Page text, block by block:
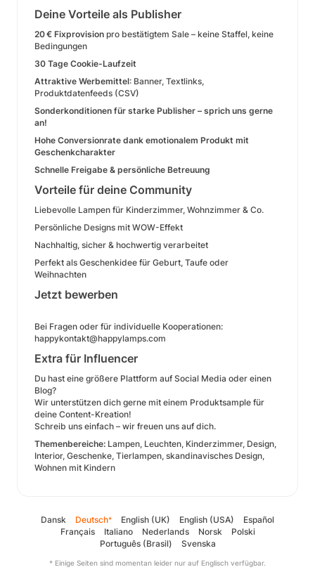
Deine Vorteile als Publisher
20 € Fixprovision pro bestätigtem Sale – keine Staffel, keine
Bedingungen
30 Tage Cookie-Laufzeit
Attraktive Werbemittel: Banner, Textlinks,
Produktdatenfeeds (CSV)
Sonderkonditionen für starke Publisher – sprich uns gerne
an!
Hohe Conversionrate dank emotionalem Produkt mit
Geschenkcharakter
Schnelle Freigabe & persönliche Betreuung
Vorteile für deine Community
Liebevolle Lampen für Kinderzimmer, Wohnzimmer & Co.
Persönliche Designs mit WOW-Effekt
Nachhaltig, sicher & hochwertig verarbeitet
Perfekt als Geschenkidee für Geburt, Taufe oder
Weihnachten
Jetzt bewerben
Bei Fragen oder für individuelle Kooperationen:
happykontakt@happylamps.com
Extra für Influencer
Du hast eine größere Plattform auf Social Media oder einen
Blog?
Wir unterstützen dich gerne mit einem Produktsample für
deine Content-Kreation!
Schreib uns einfach – wir freuen uns auf dich.
Themenbereiche: Lampen, Leuchten, Kinderzimmer, Design,
Interior, Geschenke, Tierlampen, skandinavisches Design,
Wohnen mit Kindern
Dansk Deutsch* English (UK) English (USA)
Español
Français
Italiano Nederlands Norsk
Polski
Português (Brasil)
Svenska
* Einige Seiten sind momentan leider nur auf Englisch verfügbar.